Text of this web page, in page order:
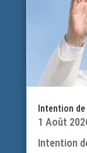
Intention
1 Août
Intention